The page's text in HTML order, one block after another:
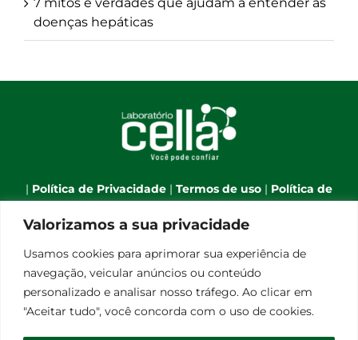
Valorizamos a sua privacidade
Usamos cookies para aprimorar sua experiência de
navegação, veicular anúncios ou conteúdo
personalizado e analisar nosso tráfego. Ao clicar em
"Aceitar tudo", você concorda com o uso de cookies.
doenças hepáticas
| Política de Privacidade | Termos de uso | Política de
Cookies|Webmail|
mail:atendimento@laboratoriocella.com.br | Banco
de talentos:pessoal@laboratoriocella.com.br
© Copyright 2012 - 2026 | Laboratório Cella - All Rights